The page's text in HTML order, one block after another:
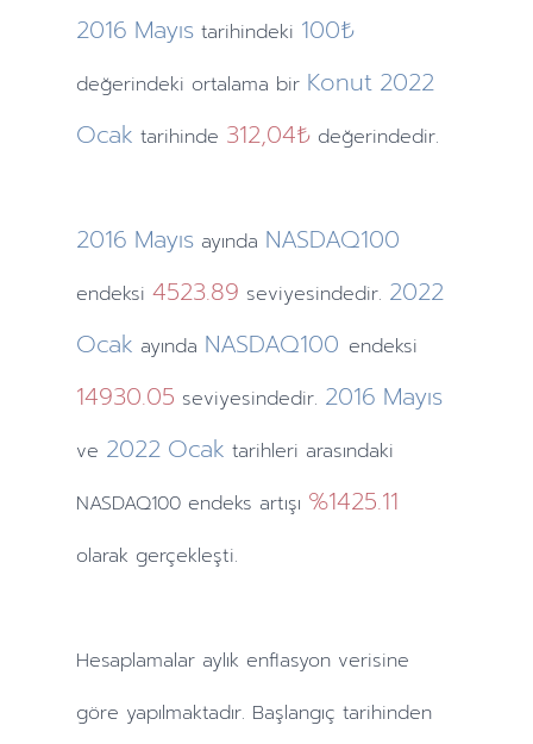
2016 Mayıs tarihindeki 100₺
değerindeki ortalama bir Konut 2022
Ocak tarihinde 312,04₺ değerindedir.
2016 Mayıs ayında NASDAQ100
endeksi 4523.89 seviyesindedir. 2022
Ocak ayında NASDAQ100 endeksi
14930.05 seviyesindedir. 2016 Mayıs
ve 2022 Ocak tarihleri arasındaki
NASDAQ100 endeks artışı %1425.11
olarak gerçekleşti.
Hesaplamalar aylık enflasyon verisine
göre yapılmaktadır. Başlangıç tarihinden